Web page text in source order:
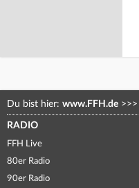
Du bist hier: www.FFH.de >>>
RADIO
FFH Live
80er Radio
90er Radio